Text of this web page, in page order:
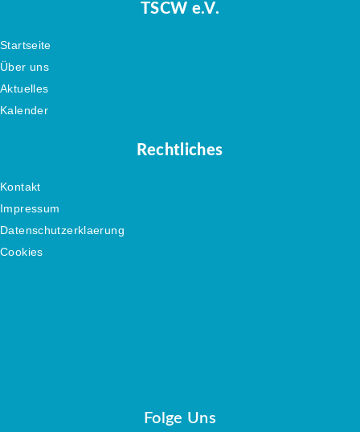
TSCW e.V.
Startseite
Über uns
Aktuelles
Kalender
Rechtliches
Kontakt
Impressum
Datenschutzerklaerung
Cookies
Folge Uns